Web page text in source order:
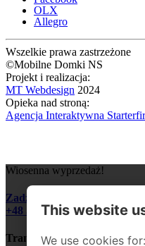
OLX
Allegro
Wszelkie prawa zastrzeżone
©Mobilne Domki NS
Projekt i realizacja:
MT Webdesign 2024
Opieka nad stroną:
Agencja Interaktywna
This website
We use cookies
Wiosenna wyprzedaż!
Zadzwoń i zapytaj o
+48 510 328 545
Transport domku do 200